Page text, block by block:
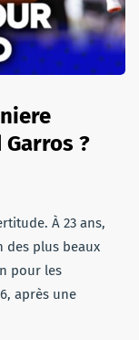
?
À 23 ans,
des plus beaux
pour les
après une